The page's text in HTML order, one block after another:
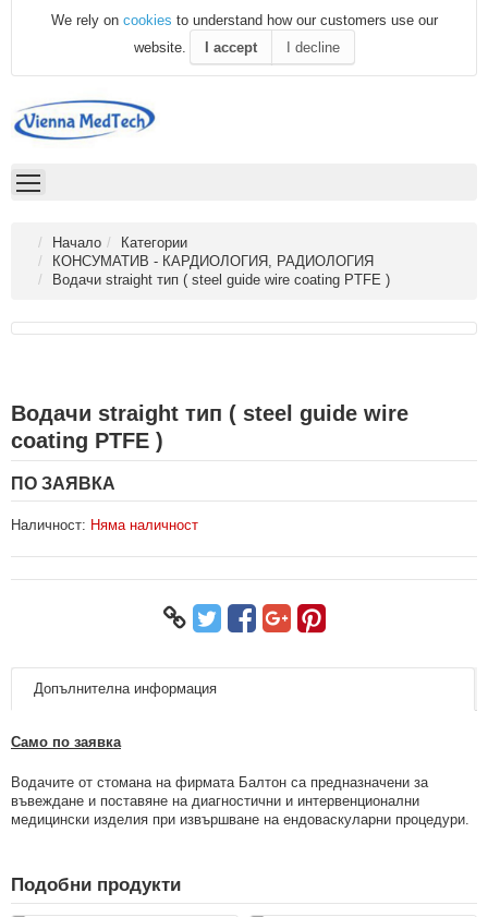
We rely on cookies to understand how our customers use our
website.
I accept I decline
Начало
Категории
КОНСУМАТИВ - КАРДИОЛОГИЯ, РАДИОЛОГИЯ
Водачи straight тип ( steel guide wire coating PTFE )
Водачи straight тип ( steel guide wire
coating PTFE )
ПО ЗАЯВКА
Наличност: Няма наличност
Допълнителна информация
Само по заявка
Водачите от стомана на фирмата Балтон са предназначени за
въвеждане и поставяне на диагностични и интервенционални
медицински изделия при извършване на ендоваскуларни процедури.
Подобни продукти